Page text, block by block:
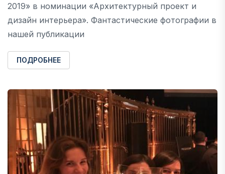
2019» в номинации «Архитектурный проект и
дизайн интерьера». Фантастические фотографии в
нашей публикации
ПОДРОБНЕЕ